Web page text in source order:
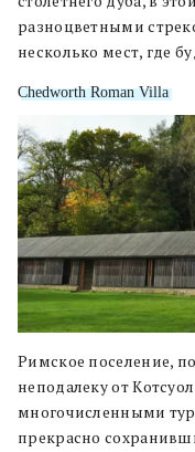
разноцветными
несколько мест, где
Chedworth Roman Villa
Римское поселение,
неподалеку от
многочисленными
прекрасно